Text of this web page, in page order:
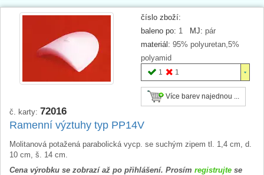
číslo zboží:
baleno po: 1 MJ: pár
materiál: 95% polyuretan,5%
polyamid
1 1
Více barev najednou ...
č. karty: 72016
Ramenní výztuhy typ PP14V
Molitanová potažená parabolická vycp. se suchým zipem tl. 1,4 cm, d.
10 cm, š. 14 cm.
Cena výrobku se zobrazí až po přihlášení. Prosím registrujte se